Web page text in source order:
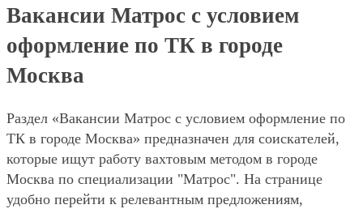
Вакансии Матрос с условием
оформление по ТК в городе
Москва
Раздел «Вакансии Матрос с условием оформление по
ТК в городе Москва» предназначен для соискателей,
которые ищут работу вахтовым методом в городе
Москва по специализации "Матрос". На странице
удобно перейти к релевантным предложениям,